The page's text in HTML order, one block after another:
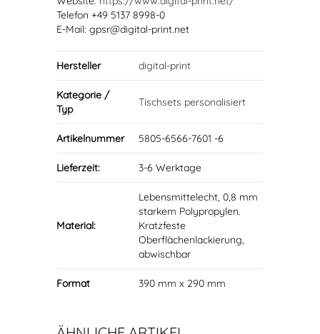
Telefon +49 5137 8998-0
E-Mail: gpsr@digital-print.net
Hersteller digital-print
Kategorie /
Typ
Tischsets personalisiert
Artikelnummer 5805-6566-7601 -6
Lieferzeit: 3-6 Werktage
Material:
Lebensmittelecht, 0,8 mm
starkem Polypropylen.
Kratzfeste
Oberflächenlackierung,
abwischbar
Format 390 mm x 290 mm